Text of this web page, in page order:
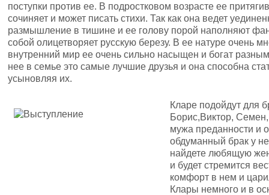
поступки против ее. В подростковом возрасте ее
сочиняет и может писать стихи. Так как она ведет
размышление в тишине и ее голову порой наполняют
собой олицетворяет русскую березу. В ее натуре очень
внутренний мир ее очень сильно насыщен и богат
нее в семье это самые лучшие друзья и она способна
усыновляя их.
Кларе подойдут для
Борис,Виктор,
мужа преданности и
обдуманный брак у
найдете любящую
и будет стремится
комфорт в нем и
Клары немного и в